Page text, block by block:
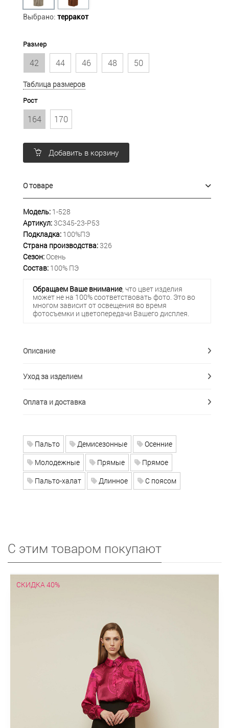
Выбрано: терракот
Размер
42 44 46 48 50
Таблица размеров
Рост
164 170
Добавить в корзину
О товаре
Модель: 1-528
Артикул:3С345-23-Р53
Подкладка: 100%ПЭ
Страна производства:326
Сезон:Осень
Состав: 100% ПЭ
Обращаем Ваше внимание, что цвет изделия
может не на 100% соответствовать фото. Это во
многом зависит от освещения во время
фотосъемки и цветопередачи Вашего дисплея.
Описание
Уход за изделием
Оплата и доставка
Пальто Демисезонные
Осенние
Молодежные
Прямые
Прямое
Пальто-халат
Длинное С поясом
С этим товаром покупают
СКИДКА 40%